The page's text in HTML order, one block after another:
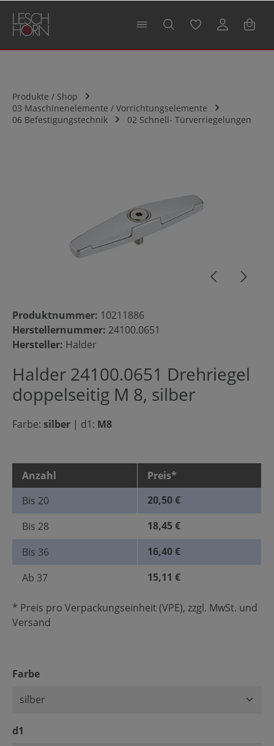
springen
Produkte / Shop
03 Maschinenelemente / Vorrichtungselemente
06 Befestigungstechnik
02 Schnell- Türverriegelungen
Produktnummer: 10211886
Herstellernummer: 24100.0651
Hersteller: Halder
Halder 24100.0651 Drehriegel
doppelseitig M 8, silber
Farbe: silber | d1: M8
Anzahl
Preis*
Bis 20
20,50 €
Bis 28
18,45 €
Bis 36
16,40 €
Ab 37 15,11 €
* Preis pro Verpackungseinheit (VPE), zzgl. MwSt. und
Versand
Farbeauswählen
d1